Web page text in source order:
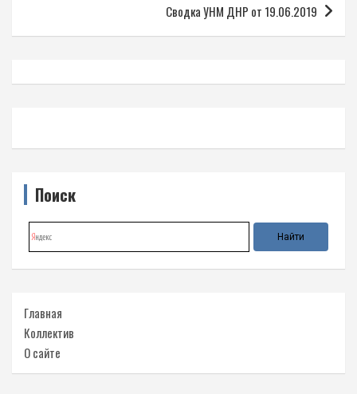
Сводка УНМ ДНР от 19.06.2019
Поиск
Главная
Коллектив
О сайте